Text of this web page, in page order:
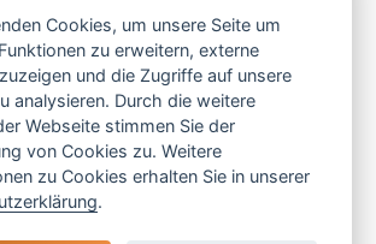
Cookies, um unsere Seite um
zu erweitern, externe
und die Zugriffe auf unsere
analysieren. Durch die weitere
Webseite stimmen Sie der
von Cookies zu. Weitere
zu Cookies erhalten Sie in unserer
.